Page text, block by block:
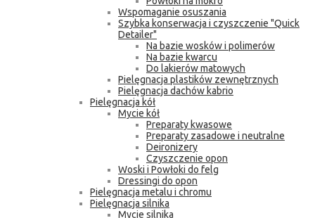
Wspomaganie osuszania
Szybka konserwacja i czyszczenie "Quick
Detailer"
Na bazie wosków i polimerów
Na bazie kwarcu
Do lakierów matowych
Pielęgnacja plastików zewnętrznych
Pielęgnacja dachów kabrio
Pielęgnacja kół
Mycie kół
Preparaty kwasowe
Preparaty zasadowe i neutralne
Deironizery
Czyszczenie opon
Woski i Powłoki do felg
Dressingi do opon
Pielęgnacja metalu i chromu
Pielęgnacja silnika
Mycie silnika